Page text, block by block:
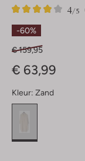
4/5
1
4
Sterren
-60%
€ 159,95
€ 63,99
Kleur: Zand